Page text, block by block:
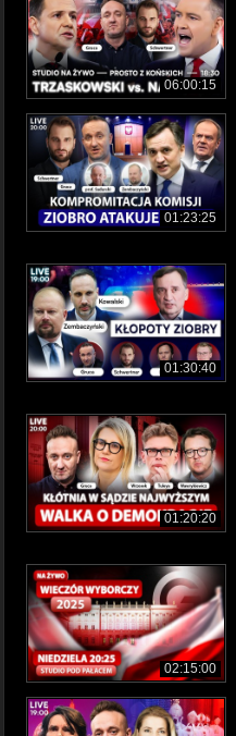
06:00:15
01:23:25
01:30:40
01:20:20
02:15:00